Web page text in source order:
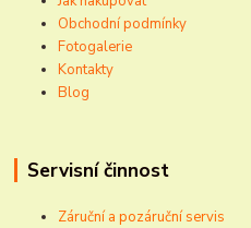
Obchodní podmínky
Fotogalerie
Kontakty
Blog
Servisní činnost
Záruční a pozáruční servis